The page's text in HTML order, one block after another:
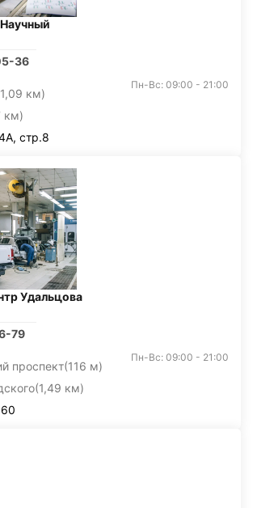
36
км)
км)
Пн-Вс: 09:00 - 21:00
стр.8
Удальцова
79
проспект(116 м)
(1,49 км)
Пн-Вс: 09:00 - 21:00